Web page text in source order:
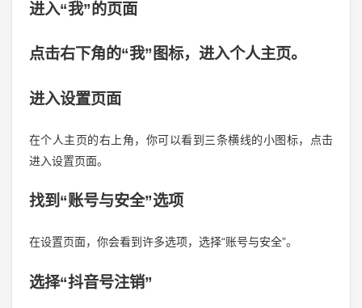
进入“我”的页面
点击右下角的“我”图标，进入个人主页。
进入设置页面
在个人主页的右上角，你可以看到三条横线的小图标，点击
进入设置页面。
找到“账号与安全”选项
在设置页面，你会看到许多选项，选择“账号与安全”。
选择“抖音号注销”